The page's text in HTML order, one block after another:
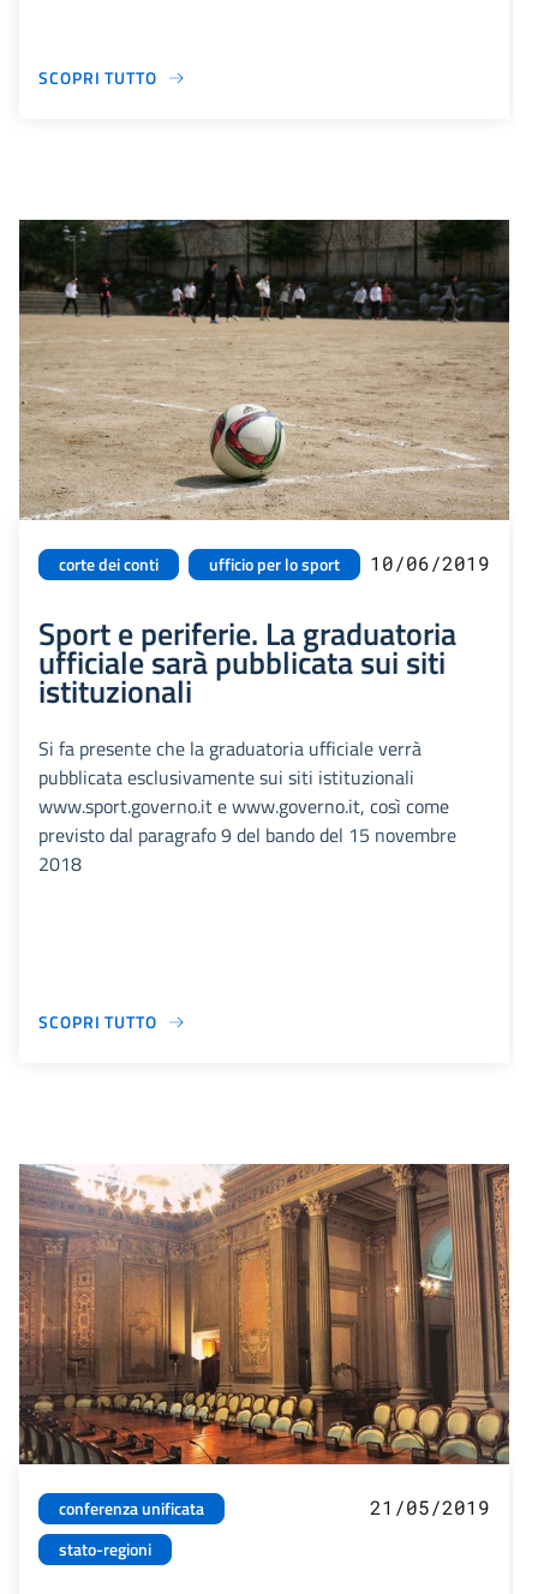
SCOPRI TUTTO
corte dei conti ufficio per lo sport 10/06/2019
Sport e periferie. La graduatoria
ufficiale sarà pubblicata sui siti
istituzionali
Si fa presente che la graduatoria ufficiale verrà
pubblicata esclusivamente sui siti istituzionali
www.sport.governo.it e www.governo.it, così come
previsto dal paragrafo 9 del bando del 15 novembre
2018
SCOPRI TUTTO
conferenza unificata
stato-regioni
21/05/2019